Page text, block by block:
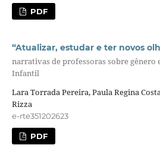
PDF
“Atualizar, estudar e ter novos
narrativas de professoras sobre gênero
Infantil
Lara Torrada Pereira, Paula Regina
Rizza
e-rte351202623
PDF